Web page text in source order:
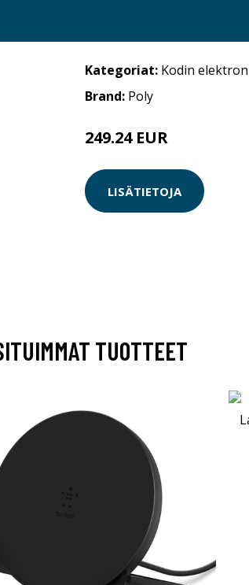
Kategoriat: Kodin
Brand: Poly
249.24 EUR
LISÄTIETOJA
TUOTTEET